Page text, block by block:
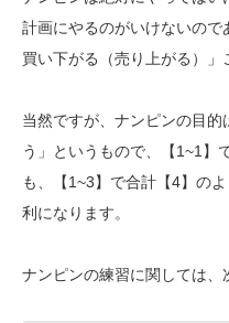
計画にやるのがいけないの
買い下がる（売り上がる）」
当然ですが、ナンピンの目的
う」というもので、【1~1】
も、【1~3】で合計【4】の
利になります。
ナンピンの練習に関しては、